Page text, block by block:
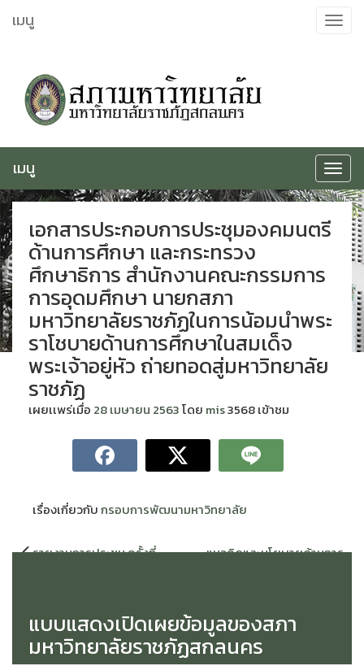
ไป
Toggle
เมนู
Toggle
เมนู
เอกสารประกอบการประชุมองคมนตรี
ด้านการศึกษา และกระทรวง
ศึกษาธิการ สำนักงานคณะกรรมการ
การอุดมศึกษา นายกสภา
มหาวิทยาลัยราชภัฏในการน้อมนำพระ
ราโชบายด้านการศึกษาในสมเด็จ
พระเจ้าอยู่หัว ถ่ายทอดสู่มหาวิทยาลัย
ราชภัฏ
เผยเเพร่เมื่อ 28 เมษายน 2563โดย mis3568 เข้าชม
เรื่องเกี่ยวกับกรอบการพัฒนามหาวิทยาลัย
แนะแนว
รายงานการประชุม ครั้งที่
แนวคิดและนโยบายด้านการ
แบบแสดงเปิดเผยข้อมูลของสภา
มหาวิทยาลัยราชภัฏสกลนคร